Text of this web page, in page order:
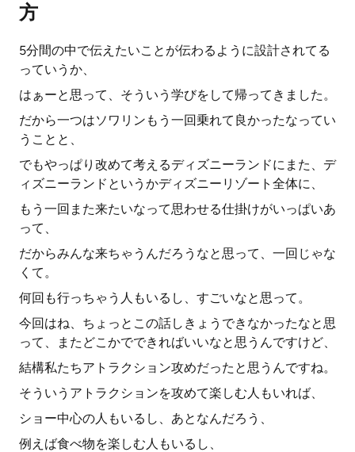
方
5分間の中で伝えたいことが伝わるように設計されてる
っていうか、
はぁーと思って、そういう学びをして帰ってきました。
だから一つはソワリンもう一回乗れて良かったなってい
うことと、
でもやっぱり改めて考えるディズニーランドにまた、デ
ィズニーランドというかディズニーリゾート全体に、
もう一回また来たいなって思わせる仕掛けがいっぱいあ
って、
だからみんな来ちゃうんだろうなと思って、一回じゃな
くて。
何回も行っちゃう人もいるし、すごいなと思って。
今回はね、ちょっとこの話しきょうできなかったなと思
って、またどこかでできればいいなと思うんですけど、
結構私たちアトラクション攻めだったと思うんですね。
そういうアトラクションを攻めて楽しむ人もいれば、
ショー中心の人もいるし、あとなんだろう、
例えば食べ物を楽しむ人もいるし、